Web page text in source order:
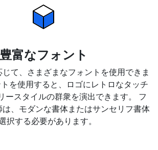
豊富なフォント
て、さまざまなフォントを使用できま
を使用すると、ロゴにレトロなタッチ
ースタイルの群衆を演出できます。 フ
は、モダンな書体またはサンセリフ書体
択する必要があります。